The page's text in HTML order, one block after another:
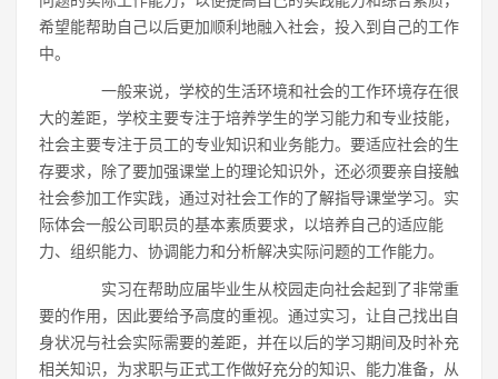
希望能帮助自己以后更加顺利地融入社会，投入到自己的工作
中。
一般来说，学校的生活环境和社会的工作环境存在很
大的差距，学校主要专注于培养学生的学习能力和专业技能，
社会主要专注于员工的专业知识和业务能力。要适应社会的生
存要求，除了要加强课堂上的理论知识外，还必须要亲自接触
社会参加工作实践，通过对社会工作的了解指导课堂学习。实
际体会一般公司职员的基本素质要求，以培养自己的适应能
力、组织能力、协调能力和分析解决实际问题的工作能力。
实习在帮助应届毕业生从校园走向社会起到了非常重
要的作用，因此要给予高度的重视。通过实习，让自己找出自
身状况与社会实际需要的差距，并在以后的学习期间及时补充
相关知识，为求职与正式工作做好充分的知识、能力准备，从